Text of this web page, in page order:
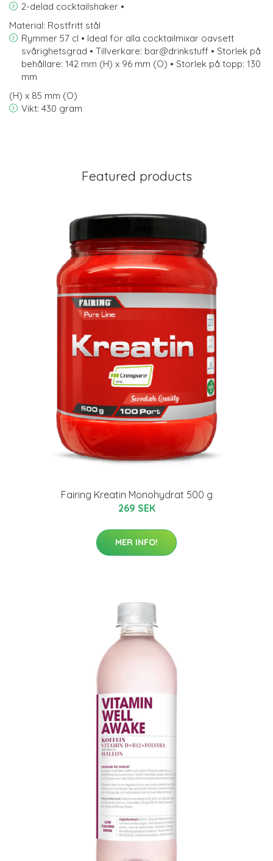
2-delad cocktailshaker •
Material: Rostfritt stål
Rymmer 57 cl • Ideal för alla cocktailmixar oavsett
svårighetsgrad • Tillverkare: bar@drinkstuff • Storlek på
behållare: 142 mm (H) x 96 mm (O) • Storlek på topp: 130
mm
(H) x 85 mm (O)
Vikt: 430 gram
Featured products
Fairing Kreatin Monohydrat 500 g
269 SEK
MER INFO!